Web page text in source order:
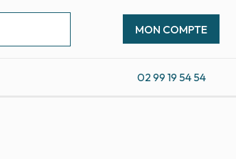
MON COMPTE
02 99 19 54 54